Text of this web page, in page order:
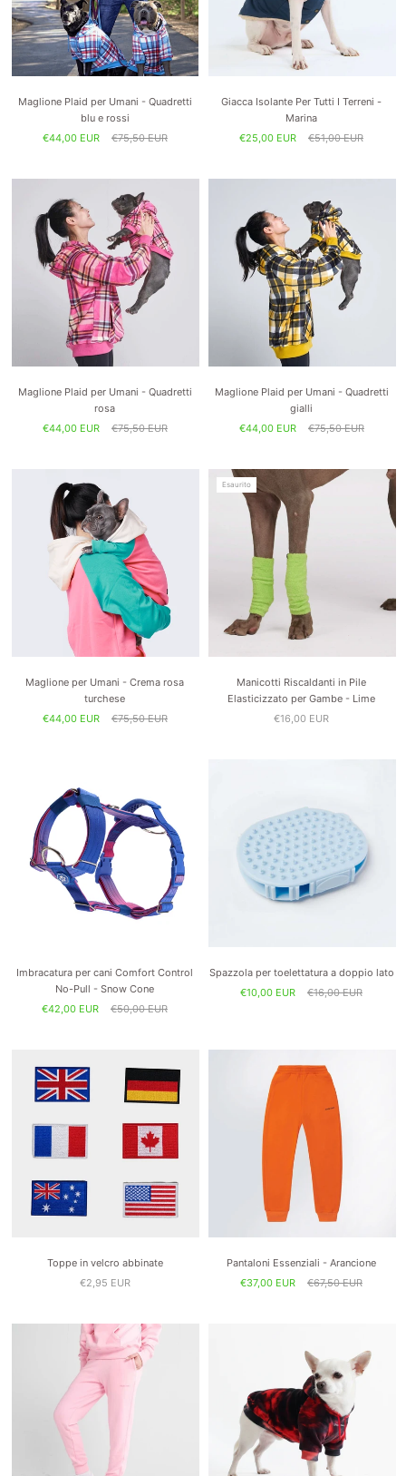
Maglione Plaid per Umani - Quadretti
blu e rossi
€44,00 EUR
€75,50 EUR
Giacca Isolante Per Tutti I Terreni -
Marina
€25,00 EUR
€51,00 EUR
Maglione Plaid per Umani - Quadretti
rosa
€44,00 EUR
€75,50 EUR
Maglione Plaid per Umani - Quadretti
gialli
€44,00 EUR
€75,50 EUR
Maglione per Umani - Crema rosa
turchese
€44,00 EUR
€75,50 EUR
Esaurito
Manicotti Riscaldanti in Pile
Elasticizzato per Gambe - Lime
€16,00 EUR
Imbracatura per cani Comfort Control
No-Pull - Snow Cone
€42,00 EUR
€50,00 EUR
Spazzola per toelettatura a doppio lato
€10,00 EUR
€16,00 EUR
Toppe in velcro abbinate
€2,95 EUR
Pantaloni Essenziali - Arancione
€37,00 EUR
€67,50 EUR